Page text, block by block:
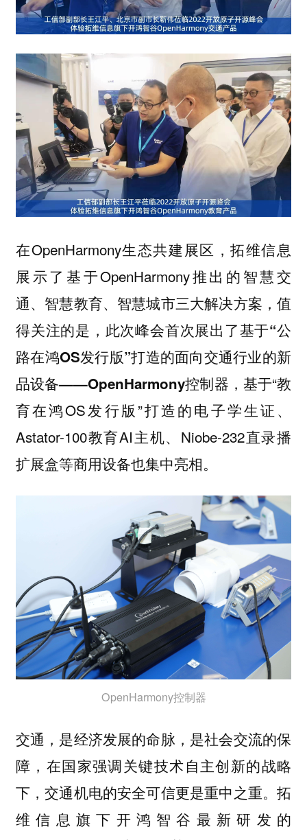
在OpenHarmony生态共建展区，拓维信息
展示了基于OpenHarmony推出的智慧交
通、智慧教育、智慧城市三大解决方案，值
得关注的是，此次峰会首次展出了基于“公
路在鸿OS发行版”打造的面向交通行业的新
品设备——OpenHarmony控制器， 基于“教
育在鸿OS发行版”打造的电子学生证、
Astator-100教育AI主机、Niobe-232直录播
扩展盒等商用设备也集中亮相。
OpenHarmony控制器
交通，是经济发展的命脉，是社会交流的保
障，在国家强调关键技术自主创新的战略
下，交通机电的安全可信更是重中之重。拓
维信息旗下开鸿智谷最新研发的